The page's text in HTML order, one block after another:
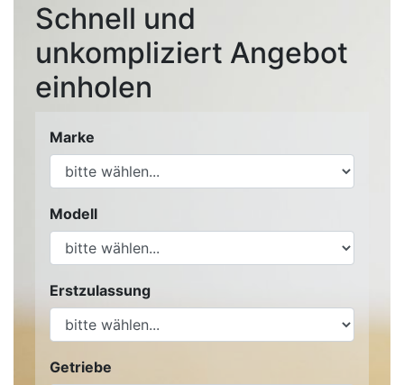
Schnell und
unkompliziert Angebot
einholen
Marke
Modell
Erstzulassung
Getriebe